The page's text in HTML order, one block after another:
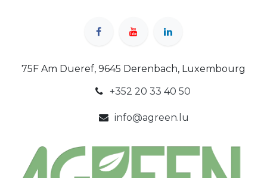
75F Am Dueref, 9645 Derenbach, Luxembourg
+352 20 33 40 50
info@agreen.lu